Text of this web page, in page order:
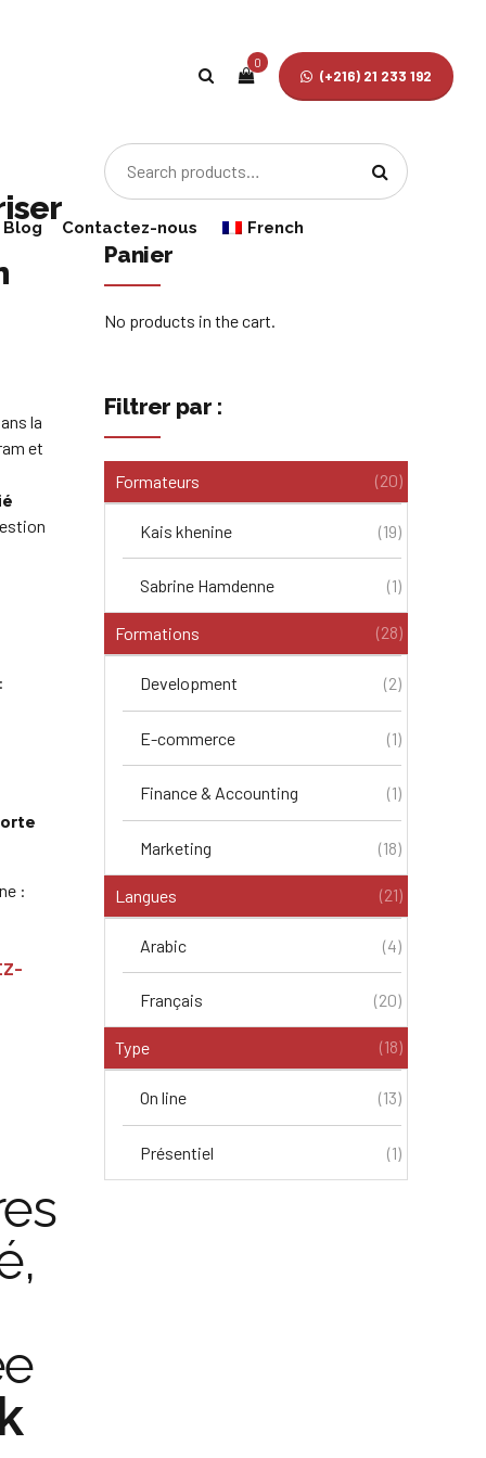
0
(+216) 21 233 192
Blog Contactez-nous French
English
la
et
:
Panier
No products in the cart.
Filtrer par :
Formateurs (20)
Kais khenine (19)
Sabrine Hamdenne (1)
Formations (28)
Development (2)
E-commerce (1)
Finance & Accounting (1)
Marketing (18)
Langues (21)
Arabic (4)
Français (20)
Type (18)
On line (13)
Présentiel (1)